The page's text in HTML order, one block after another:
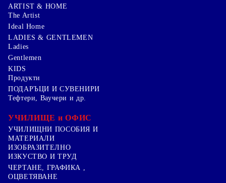
ARTIST & HOME
The Artist
Ideal Home
LADIES & GENTLEMEN
Ladies
Gentlemen
KIDS
Продукти
ПОДАРЪЦИ И СУВЕНИРИ
Тефтери, Ваучери и др.
УЧИЛИЩЕ и ОФИС
УЧИЛИЩНИ ПОСОБИЯ И
МАТЕРИАЛИ
ИЗОБРАЗИТЕЛНО
ИЗКУСТВО И ТРУД
ЧЕРТАНЕ, ГРАФИКА ,
ОЦВЕТЯВАНЕ